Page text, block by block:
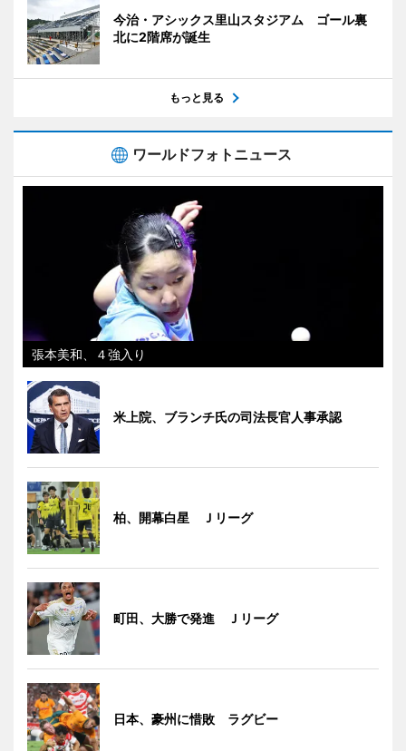
今治・アシックス里山スタジアム ゴール裏
北に2階席が誕生
もっと見る
ワールドフォトニュース
張本美和、４強入り
米上院、ブランチ氏の司法長官人事承認
柏、開幕白星 Ｊリーグ
町田、大勝で発進 Ｊリーグ
日本、豪州に惜敗 ラグビー